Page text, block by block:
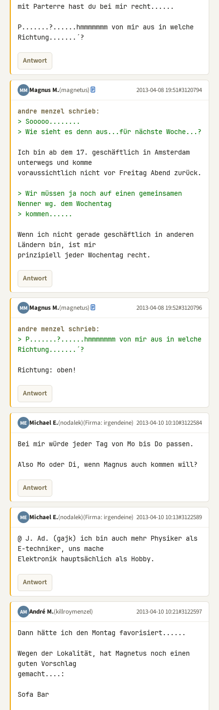
mit Parterre hast du bei mir recht......
P.......?......hmmmmmmm von mir aus in welche
Richtung.......´?
Antwort
MM Magnus M.(magnetus) 2013-04-08 19:51#3120794
andre menzel schrieb:
> Sooooo........
> Wie sieht es denn aus...für nächste Woche...?
Ich bin ab dem 17. geschäftlich in Amsterdam
unterwegs und komme
voraussichtlich nicht vor Freitag Abend zurück.
> Wir müssen ja noch auf einen gemeinsamen
Nenner wg. dem Wochentag
> kommen......
Wenn ich nicht gerade geschäftlich in anderen
Ländern bin, ist mir
prinzipiell jeder Wochentag recht.
Antwort
MM Magnus M.(magnetus) 2013-04-08 19:52#3120796
andre menzel schrieb:
> P.......?......hmmmmmmm von mir aus in welche
Richtung.......´?
Richtung: oben!
Antwort
ME Michael E.(nodalek)(Firma: irgendeine) 2013-04-10 10:10#3122584
Bei mir würde jeder Tag von Mo bis Do passen.
Also Mo oder Di, wenn Magnus auch kommen will?
Antwort
ME Michael E.(nodalek)(Firma: irgendeine) 2013-04-10 10:13#3122589
@ J. Ad. (gajk) ich bin auch mehr Physiker als
E-techniker, uns mache
Elektronik hauptsächlich als Hobby.
Antwort
AM André M.(killroymenzel) 2013-04-10 10:21#3122597
Dann hätte ich den Montag favorisiert......
Wegen der Lokalität, hat Magnetus noch einen
guten Vorschlag
gemacht....:
Sofa Bar